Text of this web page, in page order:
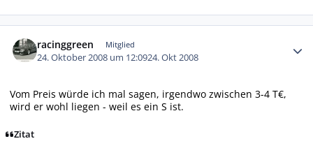
racinggreen Mitglied
24. Oktober 2008 um 12:0924. Okt 2008
Vom Preis würde ich mal sagen, irgendwo zwischen 3-4 T€,
wird er wohl liegen - weil es ein S ist.
Zitat